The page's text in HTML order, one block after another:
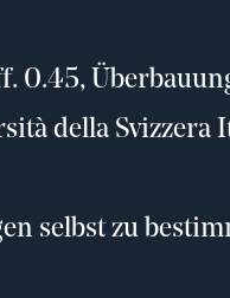
0.45,
della Svizzera
selbst zu